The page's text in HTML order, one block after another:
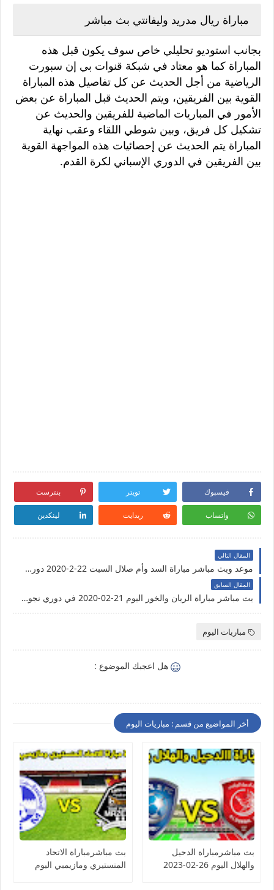
مباراة ريال مدريد وليفانتي بث مباشر
بجانب استوديو تحليلي خاص سوف يكون قبل هذه
المباراة كما هو معتاد في شبكة قنوات بي إن سبورت
الرياضية من أجل الحديث عن كل تفاصيل هذه المباراة
القوية بين الفريقين، ويتم الحديث قبل المباراة عن بعض
الأمور في المباريات الماضية للفريقين والحديث عن
تشكيل كل فريق، وبين شوطي اللقاء وعقب نهاية
المباراة يتم الحديث عن إحصائيات هذه المواجهة القوية
بين الفريقين في الدوري الإسباني لكرة القدم.
فيسبوك تويتر بنترست
واتساب ريدايت لينكدين
المقال التالي
موعد وبث مباشر مباراة السد وأم صلال السبت 22-2-2020 دوري نجوم قطر
المقال السابق
بث مباشر مباراة الريان والخور اليوم 21-02-2020 في دوري نجوم قطر
مباريات اليوم
هل اعجبك الموضوع :
أخر المواضيع من قسم : مباريات اليوم
بث مباشرمباراة الدحيل
والهلال اليوم 26-02-2023
بث مباشرمباراة الاتحاد
المنستيري ومازيمبي اليوم